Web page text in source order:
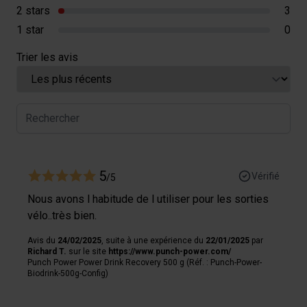
2 stars
3
1 star
0
Trier les avis
5/5 Vérifié
Nous avons l habitude de l utiliser pour les sorties
vélo..très bien.
Avis du 24/02/2025 , suite à une expérience du 22/01/2025 par
Richard T. sur le site https://www.punch-power.com/
Punch Power Power Drink Recovery 500 g (Réf. : Punch-Power-
Biodrink-500g-Config)